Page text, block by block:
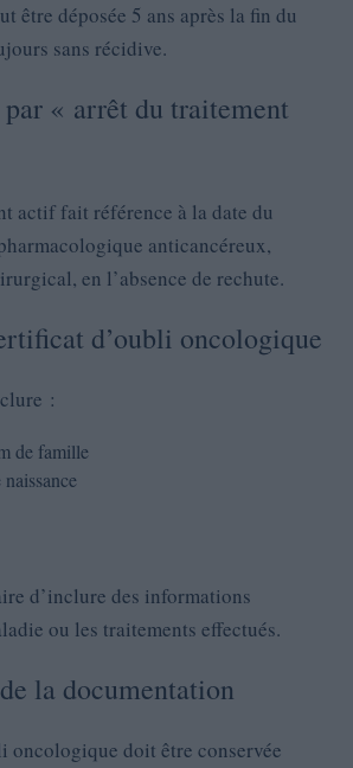
être déposée 5 ans après la fin du
sans récidive.
par « arrêt du traitement
actif fait référence à la date du
anticancéreux,
en l’absence de rechute.
d’oubli oncologique
:
de famille
d’inclure des informations
ou les traitements effectués.
la documentation
oncologique doit être conservée